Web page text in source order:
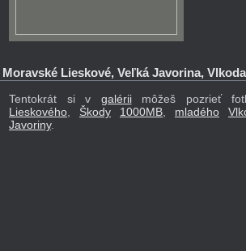
Moravské Lieskové, Veľká Javorina,
Tentokrát si v galériimôžeš pozrieť
Lieskového
Škody 1000MB mladého
Javoriny.